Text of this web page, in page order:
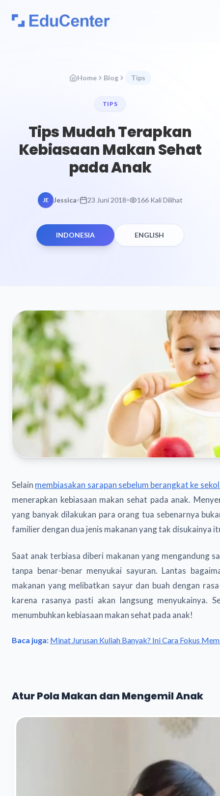
Home Blog Tips
TIPS
Tips Mudah Terapkan
Kebiasaan Makan Sehat
pada Anak
JE Jessica 23 Juni 2018 166 Kali Dilihat
INDONESIA ENGLISH
Selain membiasakan sarapan sebelum berangkat ke
menerapkan kebiasaan makan sehat pada anak.
yang banyak dilakukan para orang tua sebenarnya
familier dengan dua jenis makanan yang tak disukainya
Saat anak terbiasa diberi makanan yang mengandung
tanpa benar-benar menyukai sayuran. Lantas
makanan yang melibatkan sayur dan buah dengan
karena rasanya pasti akan langsung menyukainya.
menumbuhkan kebiasaan makan sehat pada anak!
Baca juga: Minat Jurusan Kuliah Banyak? Ini Cara Fokus
Atur Pola Makan dan Mengemil Anak